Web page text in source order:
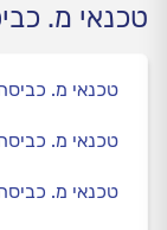
טכנאי מ.
טכנאי מ.
טכנאי מ.
טכנאי מ.